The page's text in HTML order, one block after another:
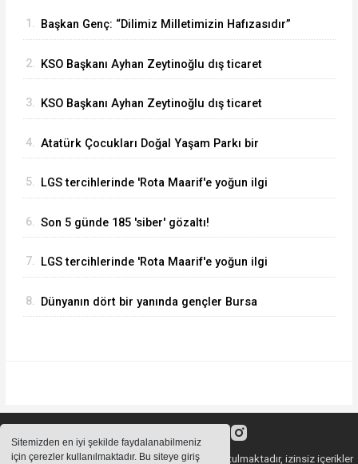
Sitemizden en iyi şekilde faydalanabilmeniz
için çerezler kullanılmaktadır. Bu siteye giriş
1. Başkan Genç: “Dilimiz Milletimizin Hafızasıdır”
2. KSO Başkanı Ayhan Zeytinoğlu dış ticaret
3. KSO Başkanı Ayhan Zeytinoğlu dış ticaret
4. Atatürk Çocukları Doğal Yaşam Parkı bir
5. LGS tercihlerinde 'Rota Maarif'e yoğun ilgi
6. Son 5 günde 185 'siber' gözaltı!
7. LGS tercihlerinde 'Rota Maarif'e yoğun ilgi
8. Dünyanın dört bir yanında gençler Bursa
Sitemizde bulunan içeriklerin tüm hakları saklı tutulmaktadır, izinsiz içerikler